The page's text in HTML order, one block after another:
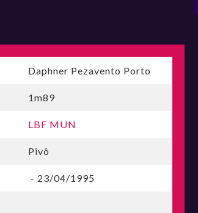
Daphner Pezavento Porto
1m89
LBF MUN
Pivô
- 23/04/1995